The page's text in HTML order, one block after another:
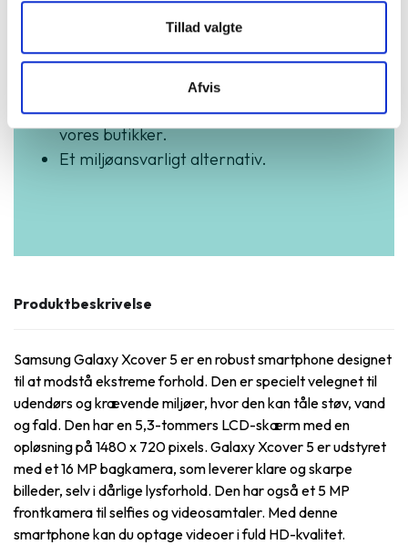
Tillad valgte
Afvis
Produkter i høj kvalitet til skarpe priser.
Testet og dataslettet efter branchens
højeste standarder.
Vi står klar til at hjælpe og guide dig i
vores butikker.
Et miljøansvarligt alternativ.
Produktbeskrivelse
Samsung Galaxy Xcover 5 er en robust smartphone designet
til at modstå ekstreme forhold. Den er specielt velegnet til
udendørs og krævende miljøer, hvor den kan tåle støv, vand
og fald. Den har en 5,3-tommers LCD-skærm med en
opløsning på 1480 x 720 pixels. Galaxy Xcover 5 er udstyret
med et 16 MP bagkamera, som leverer klare og skarpe
billeder, selv i dårlige lysforhold. Den har også et 5 MP
frontkamera til selfies og videosamtaler. Med denne
smartphone kan du optage videoer i fuld HD-kvalitet.